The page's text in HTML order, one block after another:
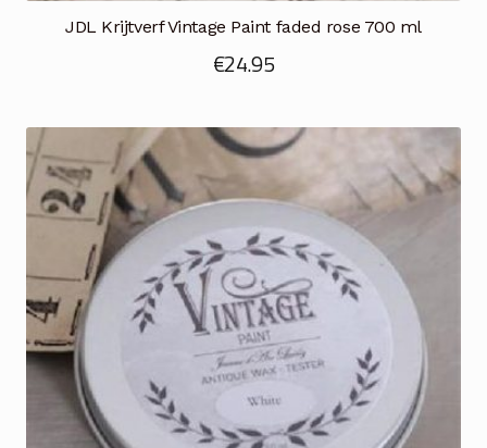
JDL Krijtverf Vintage Paint faded rose 700 ml
€24.95